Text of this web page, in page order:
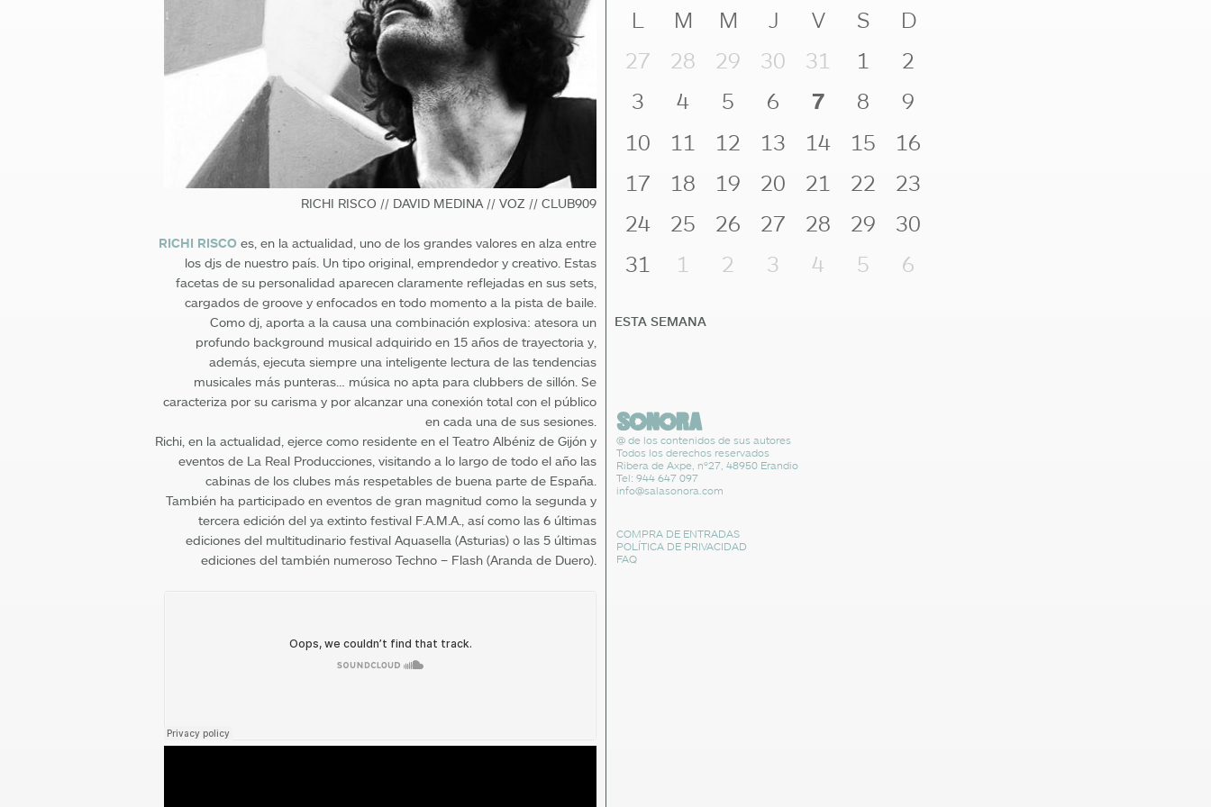
RICHI RISCO // DAVID MEDINA // VOZ // CLUB909
RICHI RISCO es, en la actualidad, uno de los grandes valores en alza entre
los djs de nuestro país. Un tipo original, emprendedor y creativo. Estas
facetas de su personalidad aparecen claramente reflejadas en sus sets,
cargados de groove y enfocados en todo momento a la pista de baile.
Como dj, aporta a la causa una combinación explosiva: atesora un
profundo background musical adquirido en 15 años de trayectoria y,
además, ejecuta siempre una inteligente lectura de las tendencias
musicales más punteras… música no apta para clubbers de sillón. Se
caracteriza por su carisma y por alcanzar una conexión total con el público
en cada una de sus sesiones.
Richi, en la actualidad, ejerce como residente en el Teatro Albéniz de Gijón y
eventos de La Real Producciones, visitando a lo largo de todo el año las
cabinas de los clubes más respetables de buena parte de España.
También ha participado en eventos de gran magnitud como la segunda y
tercera edición del ya extinto festival F.A.M.A., así como las 6 últimas
ediciones del multitudinario festival Aquasella (Asturias) o las 5 últimas
ediciones del también numeroso Techno – Flash (Aranda de Duero).
L M M J V S
D
27
28 29 30 31 1
2
3
4 5 6 7 8
9
10
11 12 13 14 15
16
17
18 19 20 21 22
23
24
25 26 27 28 29
30
31
1 2 3 4 5 6
ESTA SEMANA
@ de los contenidos de sus autores
Todos los derechos reservados
Ribera de Axpe, nº27, 48950 Erandio
Tel: 944 647 097
info@salasonora.com
COMPRA DE ENTRADAS
POLÍTICA DE PRIVACIDAD
FAQ